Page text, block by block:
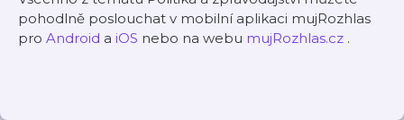
pohodlně poslouchat v mobilní aplikaci mujRozhlas
pro Android a iOS nebo na webu mujRozhlas.cz .